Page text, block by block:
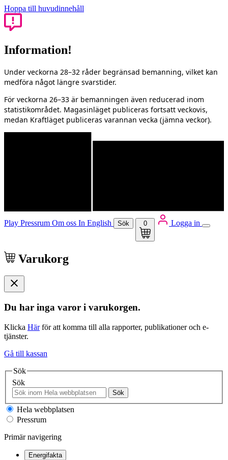
Hoppa till huvudinnehåll
Information!
Under veckorna 28–32 råder begränsad bemanning, vilket kan
medföra något längre svarstider.
För veckorna 26–33 är bemanningen även reducerad inom
statistikområdet. Magasinläget publiceras fortsatt veckovis,
medan Kraftläget publiceras varannan vecka (jämna veckor).
Play Pressrum Om oss In English Sök 0 Logga in
Varukorg
Du har inga varor i varukorgen.
Klicka Härför att komma till alla rapporter, publikationer och e-
tjänster.
Gå till kassan
Sök
Sök
Sök
Hela webbplatsen
Pressrum
Primär navigering
Energifakta